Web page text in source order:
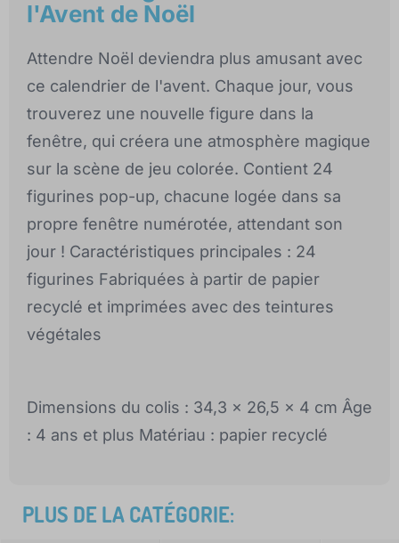
l'Avent de Noël
Attendre Noël deviendra plus amusant avec
ce calendrier de l'avent. Chaque jour, vous
trouverez une nouvelle figure dans la
fenêtre, qui créera une atmosphère magique
sur la scène de jeu colorée. Contient 24
figurines pop-up, chacune logée dans sa
propre fenêtre numérotée, attendant son
jour ! Caractéristiques principales : 24
figurines Fabriquées à partir de papier
recyclé et imprimées avec des teintures
végétales
Dimensions du colis : 34,3 x 26,5 x 4 cm Âge
: 4 ans et plus Matériau : papier recyclé
PLUS DE LA CATÉGORIE: